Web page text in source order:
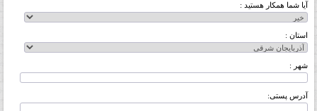
آیا شما همکار هستید :
استان :
شهر :
آدرس پستی: